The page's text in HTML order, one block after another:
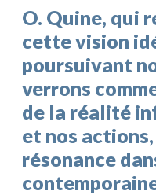
O. Quine, qui
cette vision
poursuivant
verrons
de la réalité
et nos
résonance